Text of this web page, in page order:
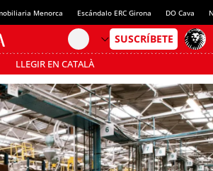
Menorca Escándalo ERC Girona DO Cava
LLEGIR EN CATALÀ
al MODO AHORRO